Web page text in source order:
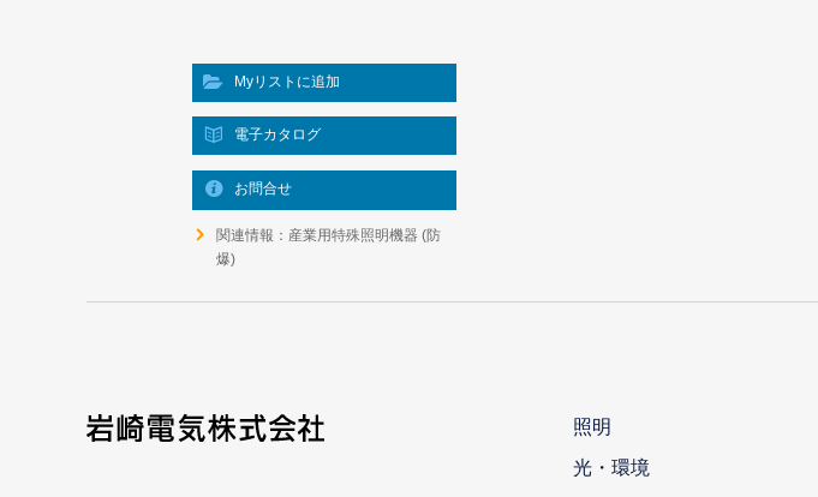
Myリストに追加
電子カタログ
お問合せ
関連情報：産業用特殊照明機器 (防
爆)
照明
光・環境